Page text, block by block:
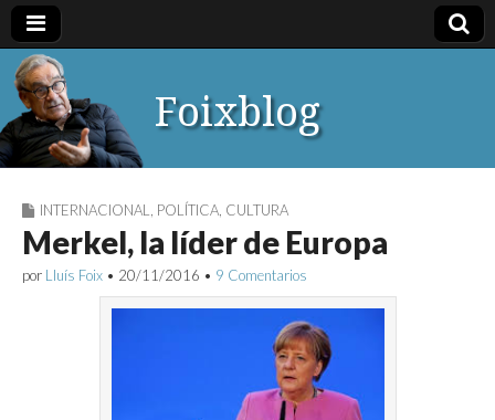
Foixblog
INTERNACIONAL POLÍTICA CULTURA
Merkel, la líder de Europa
por Lluís Foix • 20/11/2016 • 9 Comentarios